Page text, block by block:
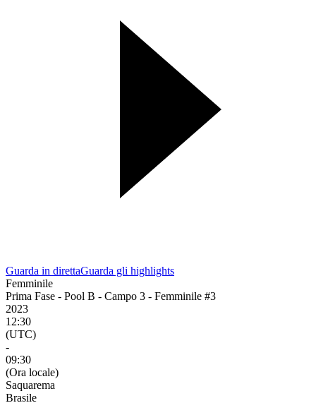
Guarda in direttaGuarda gli highlights
Femminile
Prima Fase - Pool B - Campo 3 - Femminile #3
2023
12:30
(UTC)
-
09:30
(Ora locale)
Saquarema
Brasile